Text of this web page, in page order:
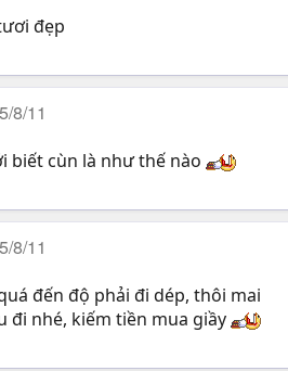
đẹp
5/8/11
biết cùn là như thế nào
5/8/11
đến độ phải đi dép, thôi mai
đi nhé, kiếm tiền mua giầy